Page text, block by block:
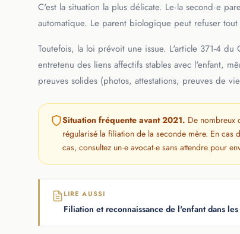
C'est la situation la plus délicate. Le·la second·e
automatique. Le parent biologique peut refuser
Toutefois, la loi prévoit une issue. L'article 371-4
entretenu des liens affectifs stables avec l'enfant,
preuves solides (photos, attestations, preuves de
Situation fréquente avant 2021. De nombreux
régularisé la filiation de la seconde mère. En cas
cas, consultez un·e avocat·e sans attendre pour
LIRE AUSSI
Filiation et reconnaissance de l'enfant dans